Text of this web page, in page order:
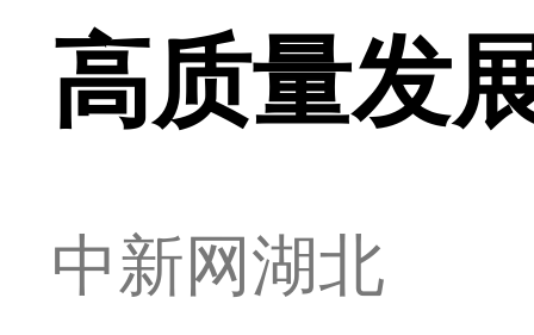
高质量发
中新网湖北